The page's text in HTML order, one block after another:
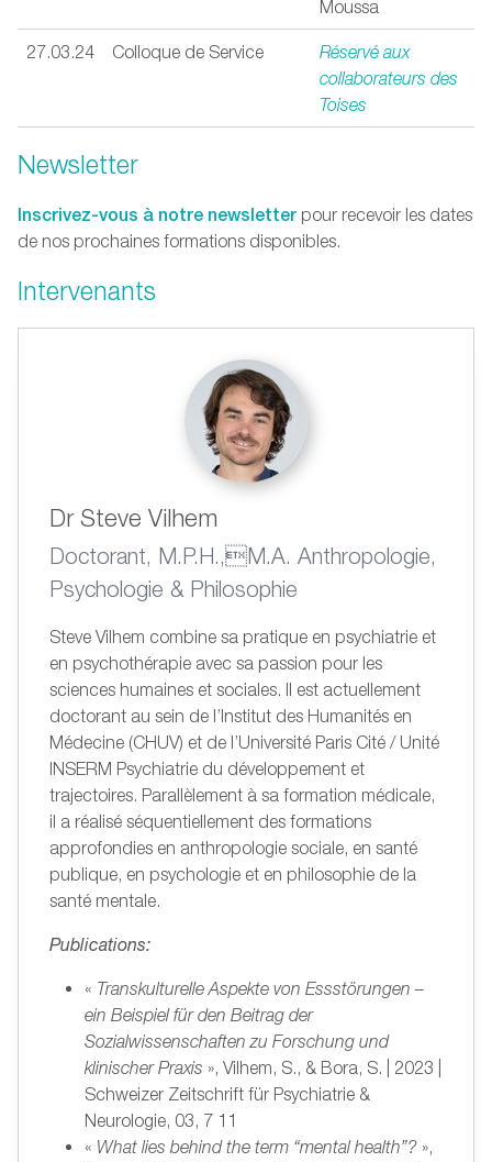
Moussa
27.03.24 Colloque de Service
Réservé aux
collaborateurs des
Toises
Newsletter
Inscrivez-vous à notre newsletter pour recevoir les dates
de nos prochaines formations disponibles.
Intervenants
Dr Steve Vilhem
Doctorant, M.P.H.,M.A. Anthropologie,
Psychologie & Philosophie
Steve Vilhem combine sa pratique en psychiatrie et
en psychothérapie avec sa passion pour les
sciences humaines et sociales. Il est actuellement
doctorant au sein de l’Institut des Humanités en
Médecine (CHUV) et de l’Université Paris Cité / Unité
INSERM Psychiatrie du développement et
trajectoires. Parallèlement à sa formation médicale,
il a réalisé séquentiellement des formations
approfondies en anthropologie sociale, en santé
publique, en psychologie et en philosophie de la
santé mentale.
Publications:
« Transkulturelle Aspekte von Essstörungen –
ein Beispiel für den Beitrag der
Sozialwissenschaften zu Forschung und
klinischer Praxis », Vilhem, S., & Bora, S. | 2023 |
Schweizer Zeitschrift für Psychiatrie &
Neurologie, 03, 7 11
« What lies behind the term “mental health”? »,